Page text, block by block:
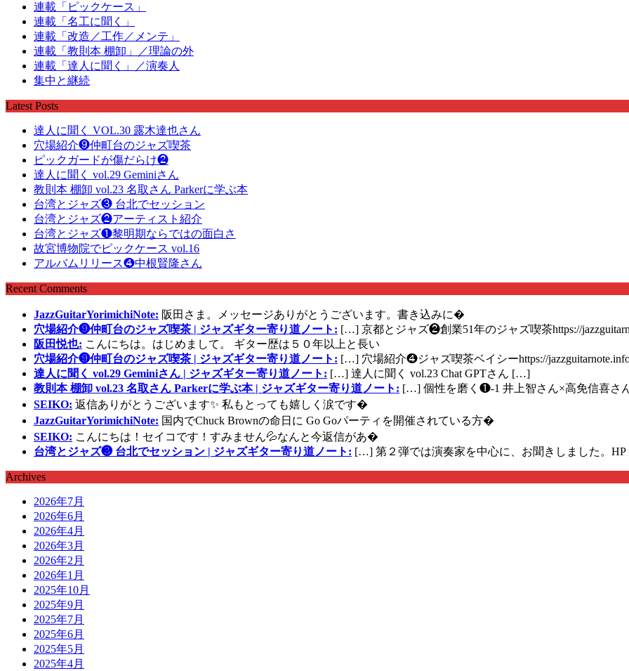
連載「ピックケース」
連載「名工に聞く」
連載「改造／工作／メンテ」
連載「教則本 棚卸」／理論の外
連載「達人に聞く」／演奏人
集中と継続
Latest Posts
達人に聞く VOL.30 露木達也さん
穴場紹介❾仲町台のジャズ喫茶
ピックガードが傷だらけ❷
達人に聞く vol.29 Geminiさん
教則本 棚卸 vol.23 名取さん Parkerに学ぶ本
台湾とジャズ❸ 台北でセッション
台湾とジャズ❷アーティスト紹介
台湾とジャズ❶黎明期ならではの面白さ
故宮博物院でピックケース vol.16
アルバムリリース❹中根賢隆さん
Recent Comments
JazzGuitarYorimichiNote: 阪田さま。メッセージありがとうございます。書き込みに�
穴場紹介❾仲町台のジャズ喫茶 | ジャズギター寄り道ノート: […] 京都とジャズ❷創業51年のジャズ喫茶https://
阪田悦也: こんにちは。はじめまして。 ギター歴は５０年以上と長い
穴場紹介❾仲町台のジャズ喫茶 | ジャズギター寄り道ノート: […] 穴場紹介❹ジャズ喫茶ベイシーhttps://
達人に聞く vol.29 Geminiさん | ジャズギター寄り道ノート: […] 達人に聞く vol.23 Chat GPTさん […]
教則本 棚卸 vol.23 名取さん Parkerに学ぶ本 | ジャズギター寄り道ノート: […] 個性を磨く❶-1 井上智さん×高免信喜さん
SEIKO: 返信ありがとうございます✨ 私もとっても嬉しく涙です�
JazzGuitarYorimichiNote: 国内でChuck Brownの命日に Go Goパーティを開催されている方�
SEIKO: こんにちは！セイコです！すみません💦なんと今返信があ�
台湾とジャズ❸ 台北でセッション | ジャズギター寄り道ノート: […] 第２弾では演奏家を中心に、お聞きしました。
Archives
2026年7月
2026年6月
2026年4月
2026年3月
2026年2月
2026年1月
2025年10月
2025年9月
2025年7月
2025年6月
2025年5月
2025年4月